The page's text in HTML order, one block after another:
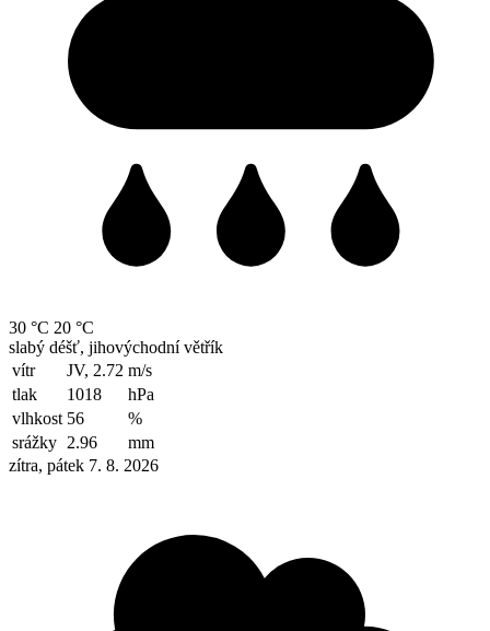
30 °C 20 °C
slabý déšť, jihovýchodní větřík
vítr
JV, 2.72 m/s
tlak
1018
hPa
vlhkost 56
%
srážky 2.96
mm
zítra, pátek 7. 8. 2026